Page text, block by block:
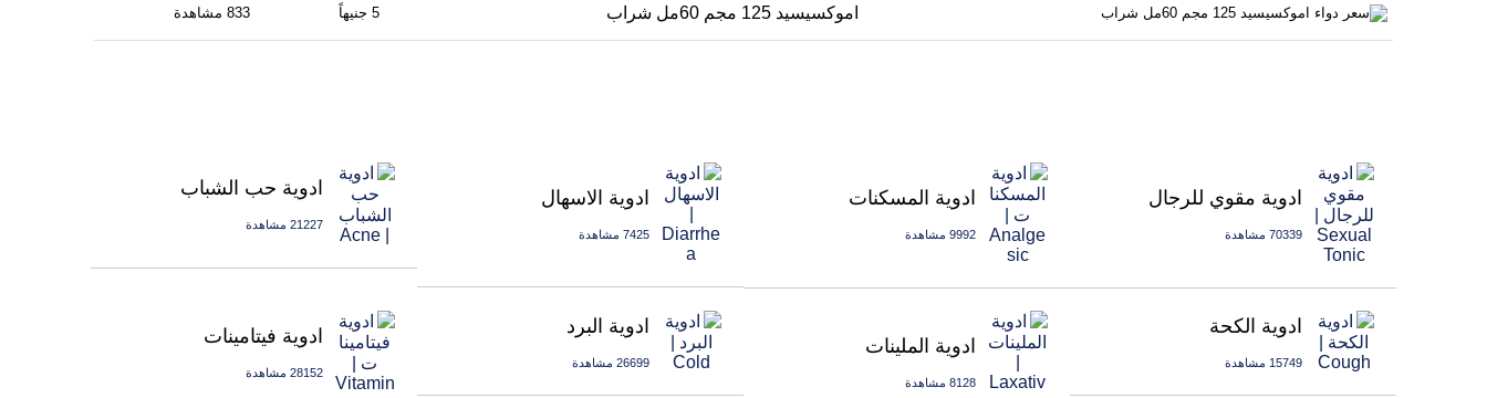
اموكسيسيد 125 مجم 60مل شراب 5 جنيهاً 833 مشاهدة
ادوية حب الشباب
21227 مشاهدة
ادوية الاسهال
7425 مشاهدة
ادوية المسكنات
9992 مشاهدة
ادوية مقوي للرجال
70339 مشاهدة
ادوية فيتامينات
28152 مشاهدة
ادوية البرد
26699 مشاهدة
ادوية الملينات
8128 مشاهدة
ادوية الكحة
15749 مشاهدة